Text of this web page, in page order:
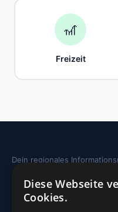
🎢
Freizeit
Dein regionales
Sehenswürdigkeiten,
deiner Region.
Diese Webseite
Cookies.